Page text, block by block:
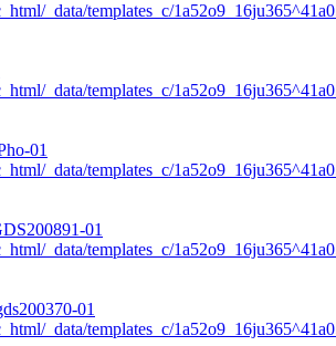
_data/templates_c/
_data/templates_c/
_data/templates_c/
_data/templates_c/
_data/templates_c/